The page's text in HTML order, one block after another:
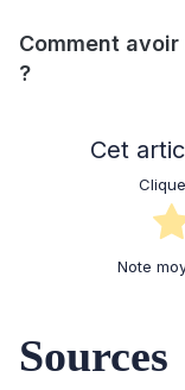
Comment
?
Cet
Note
Sources